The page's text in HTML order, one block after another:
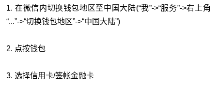
1. 在微信内切换钱包地区至中国大陆(“我”->“服务”->右上角
“...”->“切换钱包地区”->“中国大陆”)
2. 点按钱包
3. 选择信用卡/签帐金融卡